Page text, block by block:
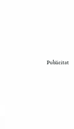
Publicitat